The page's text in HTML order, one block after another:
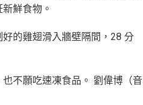
鮮食物。
的雞翅滑入牆壁隔間，28 分
不願吃速凍食品。 劉偉博（音